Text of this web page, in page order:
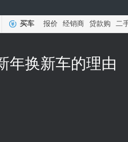
买车 报价 经销商 贷款购 二
年换新车的理由